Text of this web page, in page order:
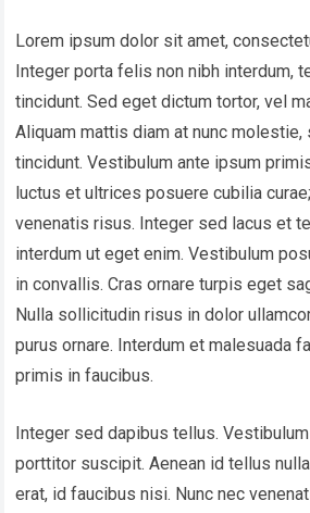
Lorem ipsum dolor sit amet,
Integer porta felis non nibh interdum,
tincidunt. Sed eget dictum tortor, vel
Aliquam mattis diam at nunc molestie,
tincidunt. Vestibulum ante ipsum
luctus et ultrices posuere cubilia
venenatis risus. Integer sed lacus et
interdum ut eget enim. Vestibulum
in convallis. Cras ornare turpis eget
Nulla sollicitudin risus in dolor
purus ornare. Interdum et malesuada
primis in faucibus.
Integer sed dapibus tellus.
porttitor suscipit. Aenean id tellus
erat, id faucibus nisi. Nunc nec